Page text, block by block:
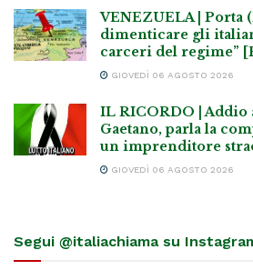
VENEZUELA | Porta
dimenticare gli
carceri del regime”
GIOVEDÌ 06 AGOSTO 2026
IL RICORDO | Addio
Gaetano, parla la
un imprenditore
GIOVEDÌ 06 AGOSTO 2026
Segui @italiachiama su